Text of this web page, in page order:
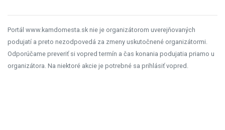
Portál www.kamdomesta.sk nie je organizátorom uverejňovaných
podujatí a preto nezodpovedá za zmeny uskutočnené organizátormi.
Odporúčame preveriť si vopred termín a čas konania podujatia priamo u
organizátora. Na niektoré akcie je potrebné sa prihlásiť vopred.